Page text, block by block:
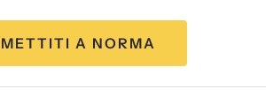
METTITI A NORMA